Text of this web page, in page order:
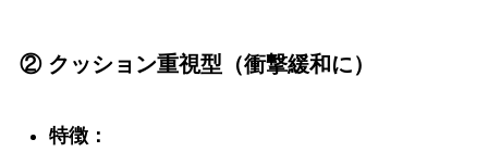
② クッション重視型（衝撃緩和に）
特徴：